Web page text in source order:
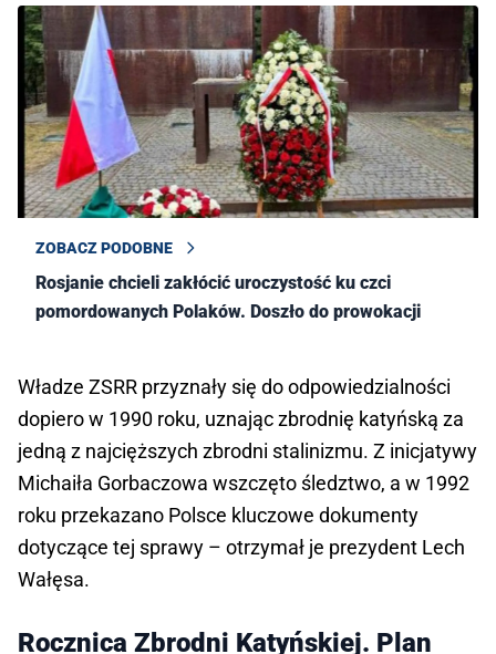
ZOBACZ PODOBNE
Rosjanie chcieli zakłócić uroczystość ku czci
pomordowanych Polaków. Doszło do prowokacji
Władze ZSRR przyznały się do odpowiedzialności
dopiero w 1990 roku, uznając zbrodnię katyńską za
jedną z najcięższych zbrodni stalinizmu. Z inicjatywy
Michaiła Gorbaczowa wszczęto śledztwo, a w 1992
roku przekazano Polsce kluczowe dokumenty
dotyczące tej sprawy – otrzymał je prezydent Lech
Wałęsa.
Rocznica Zbrodni Katyńskiej. Plan